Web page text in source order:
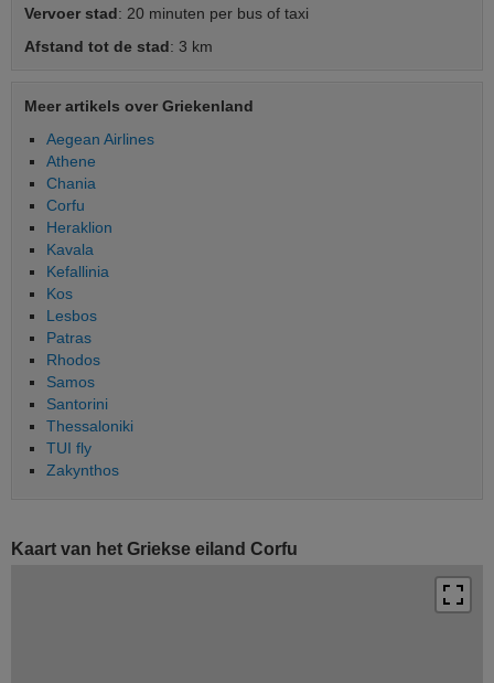
Vervoer stad: 20 minuten per bus of taxi
Afstand tot de stad: 3 km
Meer artikels over Griekenland
Aegean Airlines
Athene
Chania
Corfu
Heraklion
Kavala
Kefallinia
Kos
Lesbos
Patras
Rhodos
Samos
Santorini
Thessaloniki
TUI fly
Zakynthos
Kaart van het Griekse eiland Corfu